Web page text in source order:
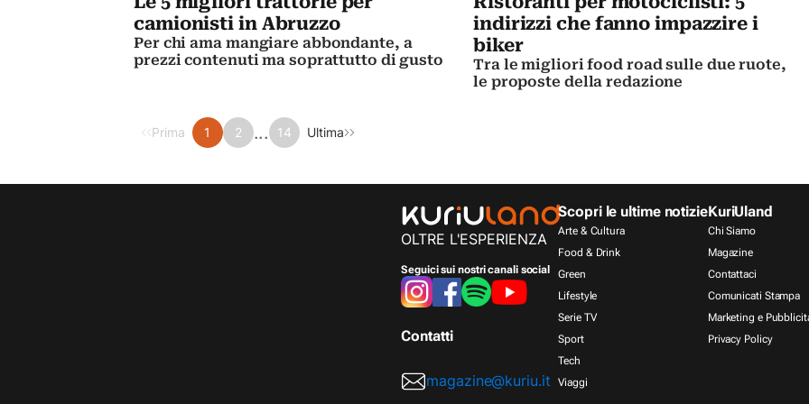
camionisti in Abruzzo
Per chi ama mangiare abbondante, a
prezzi contenuti ma soprattutto di gusto
indirizzi che fanno impazzire i
biker
Tra le migliori food road sulle due ruote,
le proposte della redazione
Prima 1 2 ... 14 Ultima
OLTRE L'ESPERIENZA
Seguici sui nostri canali social
Contatti
magazine@kuriu.it
Scopri le ultime notizie
Arte & Cultura
Food & Drink
Green
Lifestyle
Serie TV
Sport
Tech
Viaggi
KuriUland
Chi Siamo
Magazine
Contattaci
Comunicati Stampa
Marketing e
Privacy Policy